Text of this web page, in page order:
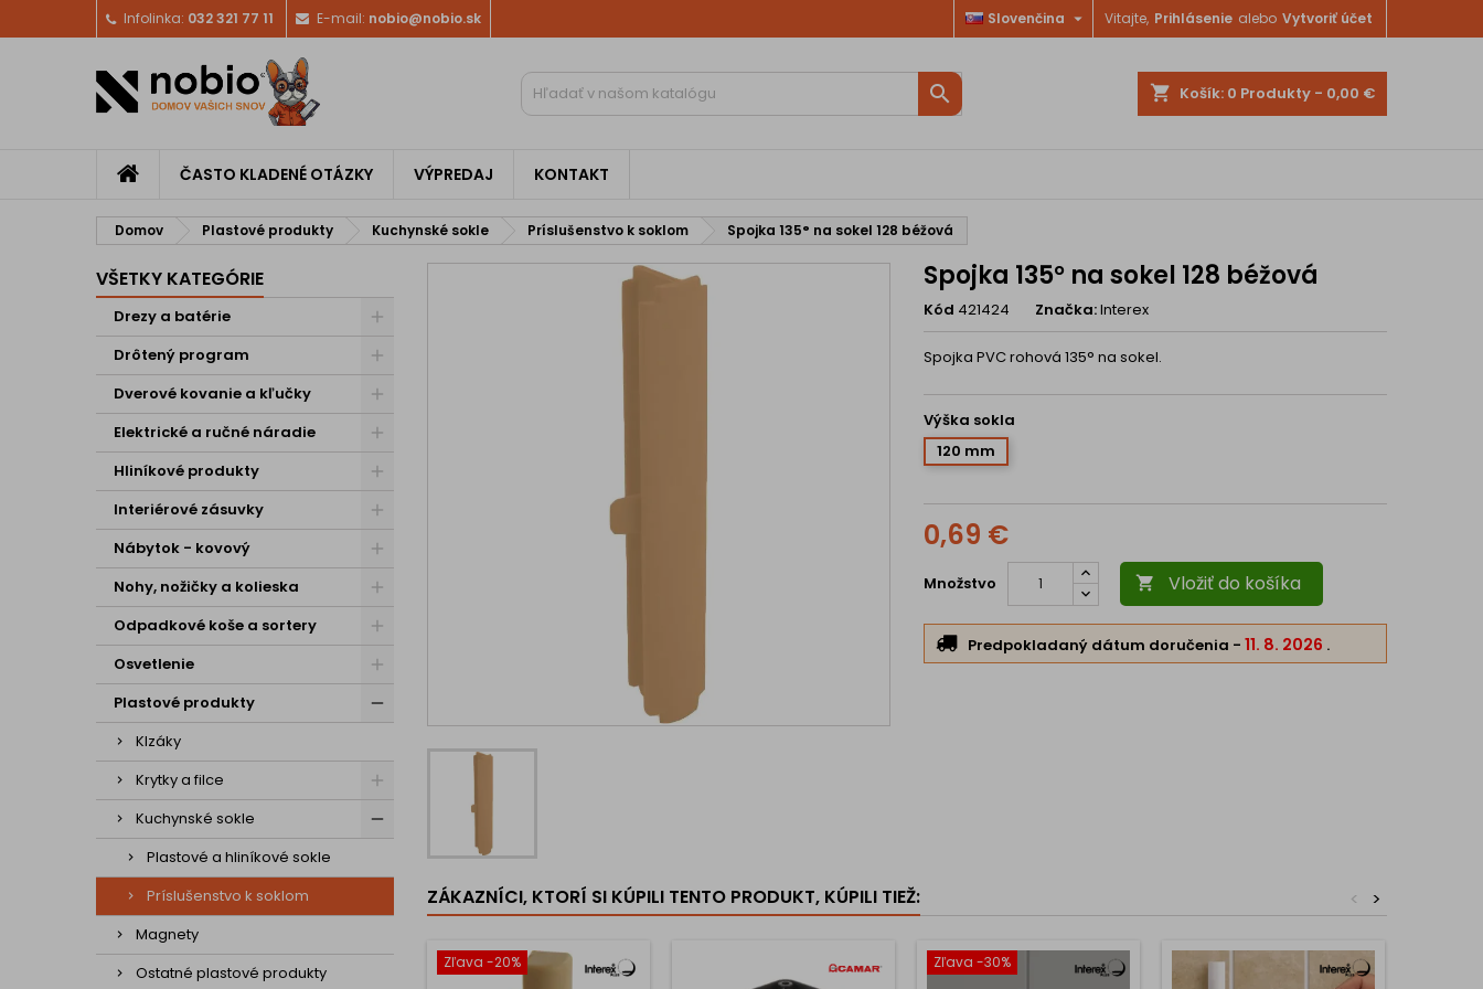
Infolinka: 032 321 77 11 E-mail: nobio@nobio.sk Vitajte, Prihlásenie alebo Vytvoriť účet
Slovenčina 
shopping_cart Košík: 0 Produkty - 0,00 €

ČASTO KLADENÉ OTÁZKY VÝPREDAJ KONTAKT
Domov Plastové produkty Kuchynské sokle Príslušenstvo k soklom Spojka 135° na sokel 128 béžová
VŠETKY KATEGÓRIE
Drezy a batérie
Drôtený program
Dverové kovanie a kľučky
Elektrické a ručné náradie
Hliníkové produkty
Interiérové zásuvky
Nábytok - kovový
Nohy, nožičky a kolieska
Odpadkové koše a sortery
Osvetlenie
Plastové produkty
Klzáky
Krytky a filce
Kuchynské sokle
Plastové a hliníkové sokle
Príslušenstvo k soklom
Magnety
Ostatné plastové produkty
Spojka 135° na sokel 128 béžová
Kód 421424 Značka:Interex
Spojka PVC rohová 135° na sokel.
Výška sokla
120 mm
0,69 €
Množstvo  Vložiť do košíka
Predpokladaný dátum doručenia - 11. 8. 2026 .
ZÁKAZNÍCI, KTORÍ SI KÚPILI TENTO PRODUKT, KÚPILI TIEŽ: >
<
Zľava -20% Zľava -30%